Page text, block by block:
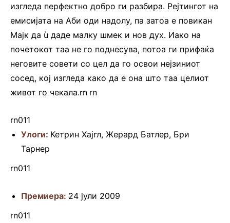
изгледа перфектно добро ги разбира. Рејтингот на
емисијата на Аби оди надолу, па затоа е повикан
Мајк да ù даде малку шмек и нов дух. Иако на
почетокот таа не го поднесува, потоа ги прифаќа
неговите совети со цел да го освои нејзиниот
сосед, кој изгледа како да е она што таа целиот
живот го чекала.rn rn
rn011
Улоги: Кетрин Хајгл, Жерард Батлер, Бри
Тарнер
rn011
Премиера: 24 јули 2009
rn011